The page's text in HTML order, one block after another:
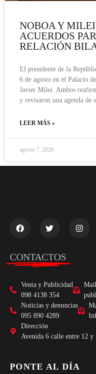
NOBOA Y
ACUERDOS
RELACIÓN
El presidente de la
6 de agosto en el Palacio
Javier Milei. Ambos
y revisaron una agenda de
LEER MÁS »
agosto 7, 2026
CONTACTOS
Venta y Publicidad
098 4138 354
Mail
Noticias y denuncias
095 890 4289
Dirección
Avenida 6 calle entre 12 y
PONTE AL DÍA